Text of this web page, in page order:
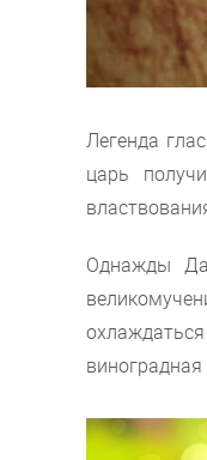
Легенда
царь
Однажды
виноградная